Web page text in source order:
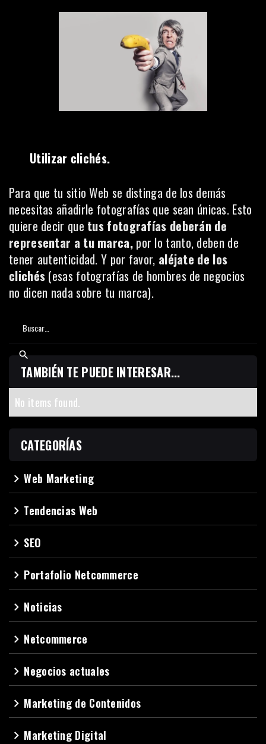
Utilizar clichés.
Para que tu sitio Web se distinga de los demás
necesitas añadirle fotografías que sean únicas. Esto
quiere decir que tus fotografías deberán de
representar a tu marca, por lo tanto, deben de
tener autenticidad. Y por favor, aléjate de los
clichés (esas fotografías de hombres de negocios
no dicen nada sobre tu marca).
TAMBIÉN TE PUEDE INTERESAR...
No items found.
CATEGORÍAS
navigate_nextWeb Marketing
navigate_next Tendencias Web
navigate_next SEO
navigate_next Portafolio Netcommerce
navigate_next Noticias
navigate_next Netcommerce
navigate_next Negocios actuales
navigate_next Marketing de Contenidos
navigate_next Marketing Digital